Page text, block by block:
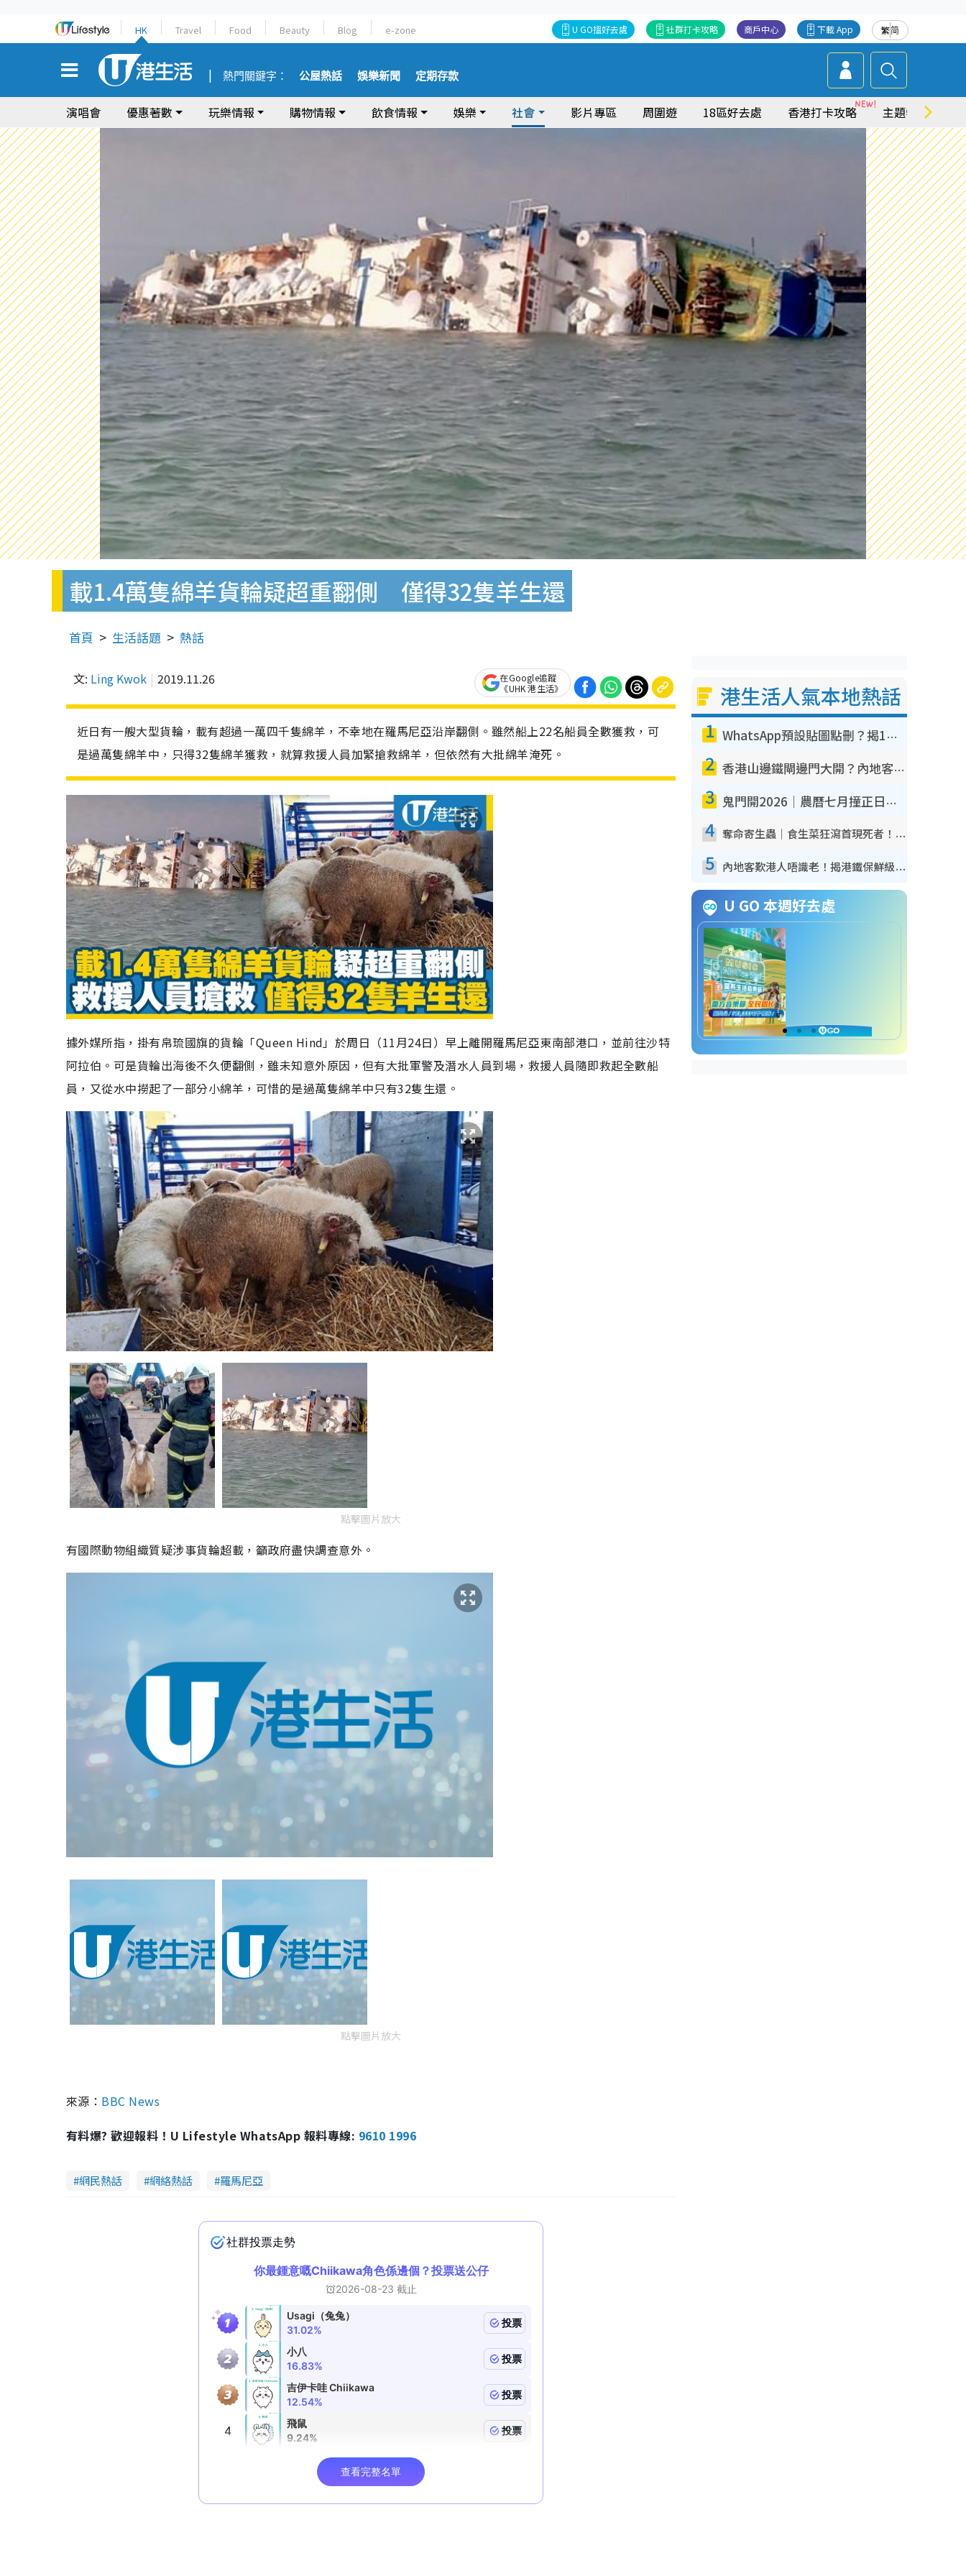
HK Travel Food Beauty Blog e-zone 繁简
下載 App
商戶中心
社群打卡攻略
U GO搵好去處
熱門關鍵字： 公屋熱話 娛樂新聞 定期存款
演唱會 優惠著數 玩樂情報 購物情報 飲食情報 娛樂 社會 影片專區 周圍遊 18區好去處 香港打卡攻略 主題特集
載1.4萬隻綿羊貨輪疑超重翻側 僅得32隻羊生還
首頁 生活話題 熱話
文: Ling Kwok 2019.11.26
在Google追蹤
《UHK 港生活》
近日有一艘大型貨輪，載有超過一萬四千隻綿羊，不幸地在羅馬尼亞沿岸翻側。雖然船上22名船員全數獲救，可
是過萬隻綿羊中，只得32隻綿羊獲救，就算救援人員加緊搶救綿羊，但依然有大批綿羊淹死。
據外媒所指，掛有帛琉國旗的貨輪「Queen Hind」於周日（11月24日）早上離開羅馬尼亞東南部港口，並前往沙特
阿拉伯。可是貨輪出海後不久便翻側，雖未知意外原因，但有大批軍警及潛水人員到場，救援人員隨即救起全數船
員，又從水中撈起了一部分小綿羊，可惜的是過萬隻綿羊中只有32隻生還。
點擊圖片放大
有國際動物組織質疑涉事貨輪超載，籲政府盡快調查意外。
點擊圖片放大
來源： BBC News
有料爆? 歡迎報料！U Lifestyle WhatsApp 報料專線: 9610 1996
網民熱話 網絡熱話 羅馬尼亞
港生活人氣本地熱話
1 WhatsApp預設貼圖點刪？揭1招「反向操作」還原簡潔介面 附3步實測教學
2 香港山邊鐵閘邊門大開？內地客困惑意義何在！網民神回覆：呢種叫法理性防禦
3 鬼門開2026｜農曆七月撞正日全食特別邪？專家警告切忌做一事！揭4大禁忌+2招保平安
4 奪命寄生蟲｜食生菜狂瀉首現死者！疫潮惡化錄1.8萬宗病例 揭洗菜3大謬誤
5 內地客歎港人唔識老！揭港鐵保鮮級冷氣 港人求放過：咪投訴
U GO 本週好去處